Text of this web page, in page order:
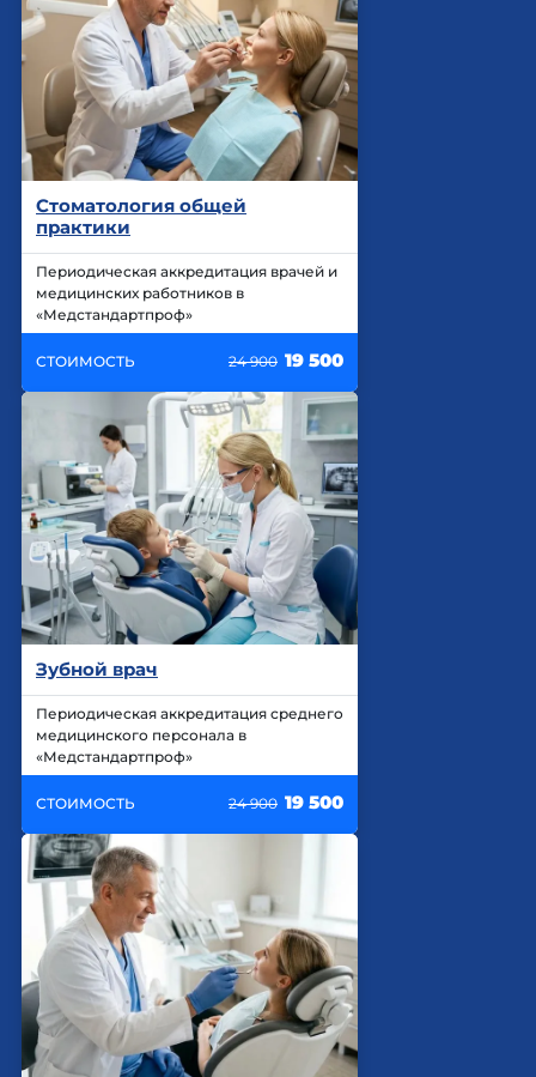
Стоматология общей
практики
Периодическая аккредитация врачей и
медицинских работников в
«Медстандартпроф»
СТОИМОСТЬ 24 900 19 500
Зубной врач
Периодическая аккредитация среднего
медицинского персонала в
«Медстандартпроф»
СТОИМОСТЬ 24 900 19 500